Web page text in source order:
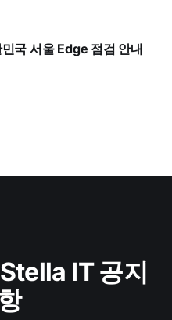
국 서울 Edge 점검 안내
IT 공지